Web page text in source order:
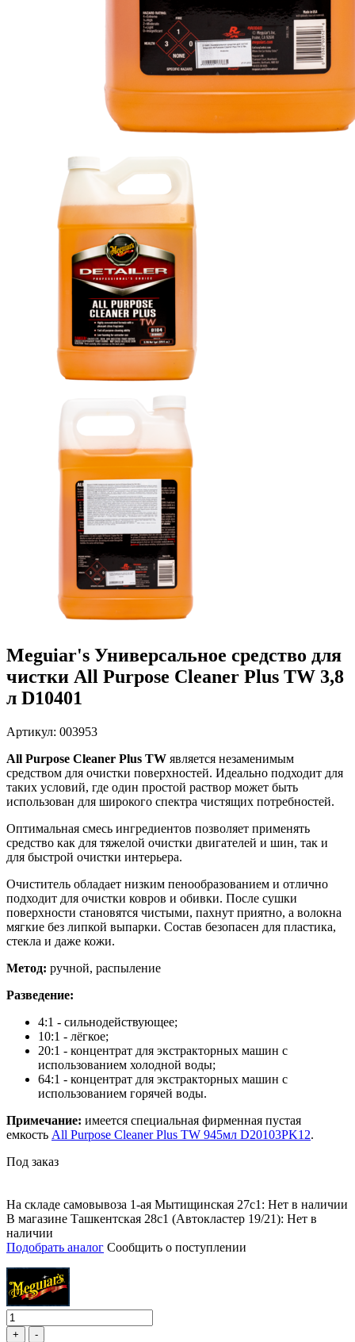
Meguiar's Универсальное средство для
чистки All Purpose Cleaner Plus TW 3,8
л D10401
Артикул: 003953
All Purpose Cleaner Plus TW является незаменимым
средством для очистки поверхностей. Идеально подходит для
таких условий, где один простой раствор может быть
использован для широкого спектра чистящих потребностей.
Оптимальная смесь ингредиентов позволяет применять
средство как для тяжелой очистки двигателей и шин, так и
для быстрой очистки интерьера.
Очиститель обладает низким пенообразованием и отлично
подходит для очистки ковров и обивки. После сушки
поверхности становятся чистыми, пахнут приятно, а волокна
мягкие без липкой выпарки. Состав безопасен для пластика,
стекла и даже кожи.
Метод: ручной, распыление
Разведение:
4:1 - сильнодействующее;
10:1 - лёгкое;
20:1 - концентрат для экстракторных машин с
использованием холодной воды;
64:1 - концентрат для экстракторных машин с
использованием горячей воды.
Примечание: имеется специальная фирменная пустая
емкость All Purpose Cleaner Plus TW 945мл D20103PK12.
Под заказ
На складе самовывоза 1-ая Мытищинская 27с1: Нет в наличии
В магазине Ташкентская 28с1 (Автокластер 19/21): Нет в
наличии
Подобрать аналог Сообщить о поступлении